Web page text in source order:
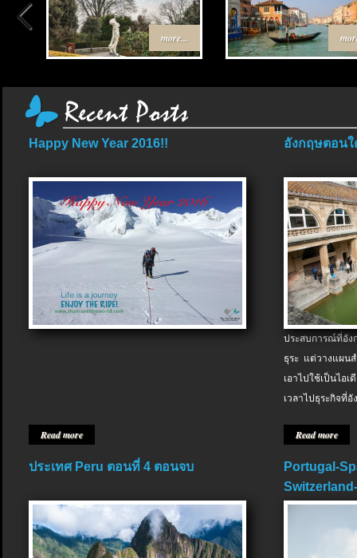
more...
Happy New Year 2016!!
Read more
อังกฤษตอนใ
ประสบการณ์ที่อัง
ธุระ แต่วางแผน
เอาไปใช้เป็นไอ
เวลาไปธุระกิจที่อั
Read more
ประเทศ Peru ตอนที่ 4 ตอนจบ
Portugal-